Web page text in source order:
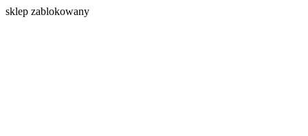
sklep zablokowany